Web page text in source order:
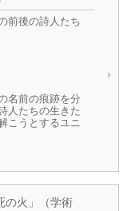
前後の詩人たち
名前の痕跡を分
人たちの生きた
こうとするユニ
の火」（学術